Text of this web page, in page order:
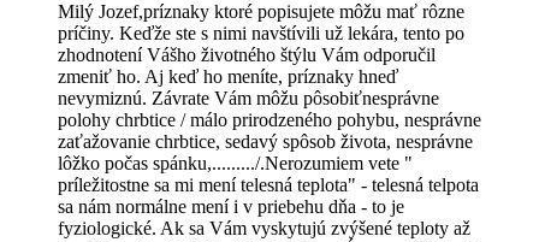
Milý Jozef,príznaky ktoré popisujete môžu mať rôzne
príčiny. Keďže ste s nimi navštívili už lekára, tento po
zhodnotení Vášho životného štýlu Vám odporučil
zmeniť ho. Aj keď ho meníte, príznaky hneď
nevymiznú. Závrate Vám môžu pôsobiťnesprávne
polohy chrbtice / málo prirodzeného pohybu, nesprávne
zaťažovanie chrbtice, sedavý spôsob života, nesprávne
lôžko počas spánku,........./.Nerozumiem vete "
príležitostne sa mi mení telesná teplota" - telesná telpota
sa nám normálne mení i v priebehu dňa - to je
fyziologické. Ak sa Vám vyskytujú zvýšené teploty až